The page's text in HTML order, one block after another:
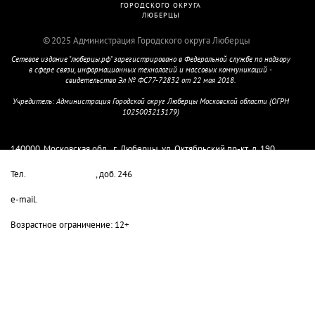
ГОРОДСКОГО ОКРУГА
ЛЮБЕРЦЫ
2025 Администрация Городского округа Люберцы
Сетевое издание "люберцы.рф" зарегистрировано в Федеральной службе по надзору
в сфере связи, информационных технологий и массовых коммуникаций -
свидетельство Эл № ФС77-72832 от 22 мая 2018.
Учредитель: Администрация Городской округ Люберцы Московской области (ОГРН
1025003213179)
140000, Московская обл., г. Люберцы, ул. Октябрьский пр-кт, д. 190
Тел. , доб. 246
e-mail.
Возрастное ограничение: 12+